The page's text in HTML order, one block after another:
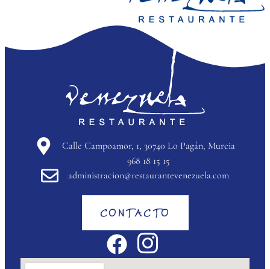
Calle Campoamor, 1, 30740 Lo Pagán, Murcia
968 18 15 15
administracion@restaurantevenezuela.com
CONTACTO